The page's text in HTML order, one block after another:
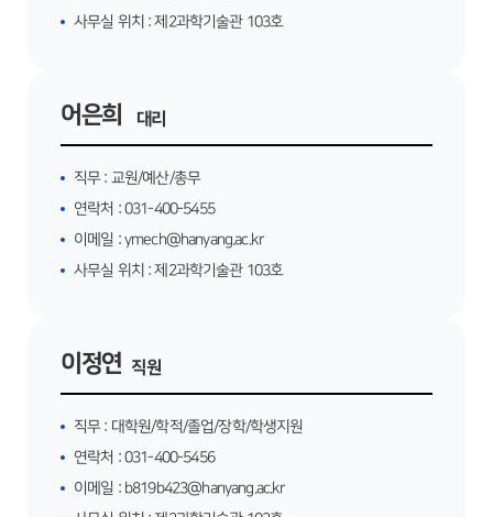
사무실 위치 :제2과학기술관 103호
어은희 대리
직무 : 교원/예산/총무
연락처 : 031-400-5455
이메일 : ymech@hanyang.ac.kr
사무실 위치 :제2과학기술관 103호
이정연 직원
직무 : 대학원/학적/졸업/장학/학생지원
연락처 : 031-400-5456
이메일 : b819b423@hanyang.ac.kr